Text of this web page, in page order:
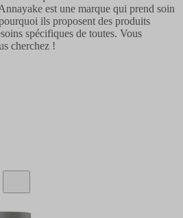
est une marque qui prend soin
ils proposent des produits
spécifiques de toutes. Vous
cherchez !